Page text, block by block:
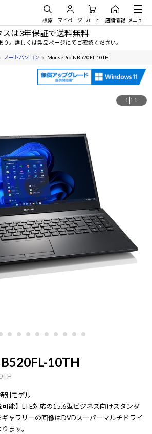
検索 マイページ カート 店舗情報 メニュー
スは3年保証で送料無料
り。詳しくは製品ページにてご確認ください。
ノートパソコン MousePro-NB520FL-10TH
1 11
10TH
別モデル
可能】LTE対応の15.6型ビジネス向けスタンダ
ャラリーの画像はDVDスーパーマルチドライ
ます。